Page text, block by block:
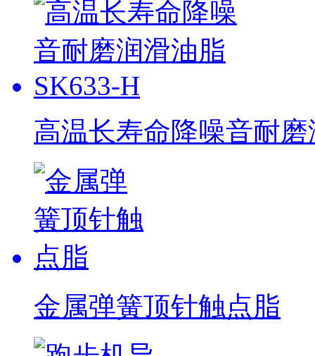
高温长寿命降噪音耐
金属弹簧顶针触点脂